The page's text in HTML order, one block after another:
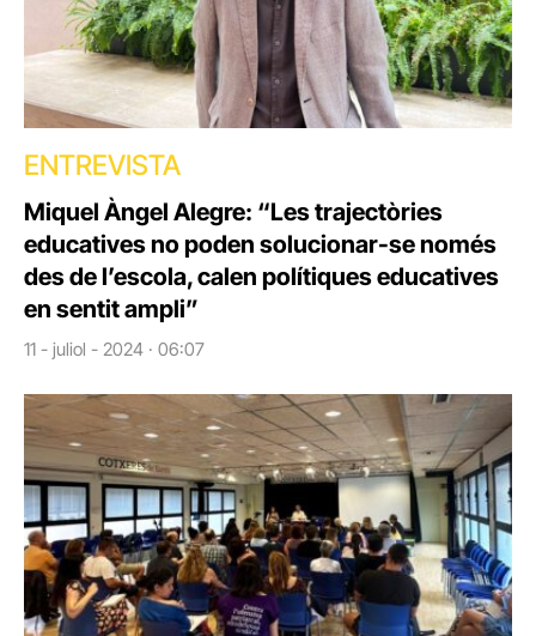
ENTREVISTA
Miquel Àngel Alegre: “Les trajectòries
educatives no poden solucionar-se només
des de l’escola, calen polítiques educatives
en sentit ampli”
11 - juliol - 2024 · 06:07